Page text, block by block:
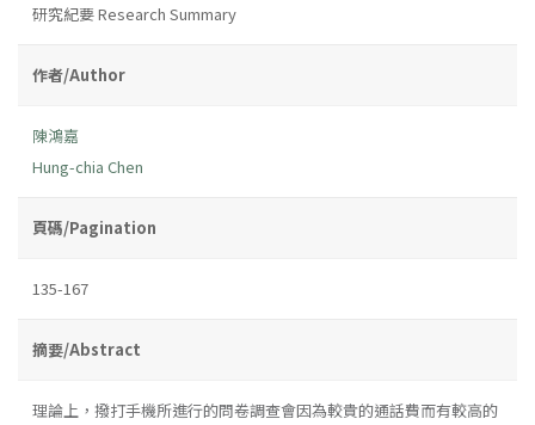
研究紀要 Research Summary
作者/Author
陳鴻嘉
Hung-chia Chen
頁碼/Pagination
135-167
摘要/Abstract
理論上，撥打手機所進行的問卷調查會因為較貴的通話費而有較高的